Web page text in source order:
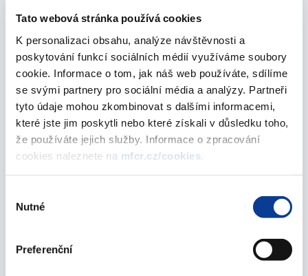
Tato webová stránka používá cookies
K personalizaci obsahu, analýze návštěvnosti a
poskytování funkcí sociálních médií využíváme soubory
cookie. Informace o tom, jak náš web používáte, sdílíme
se svými partnery pro sociální média a analýzy. Partneři
tyto údaje mohou zkombinovat s dalšími informacemi,
které jste jim poskytli nebo které získali v důsledku toho,
že používáte jejich služby. Informace o zpracování
cookies naleznete na mfcr.cz/cookies
souhlasu
Nutné
Preferenční
Informace k předčasnému splacení spořicích
státních dluhopisů k 30. 9. 2016
30. září 2016
Informace k předčasnému splacení spořicích
státních dluhopisů k 12. 9. 2016
12. září 2016
Informace k předčasnému splacení spořicích